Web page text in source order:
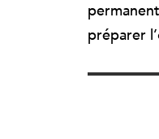
préparer